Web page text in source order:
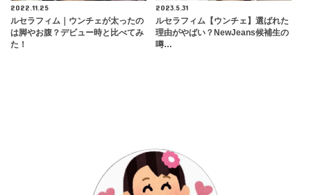
2022.11.25
ルセラフィム｜ウンチェが太ったの
は脚やお腹？デビュー時と比べてみ
た！
2023.5.31
ルセラフィム【ウンチェ】選ばれた
理由がやばい？NewJeans候補生の
噂…